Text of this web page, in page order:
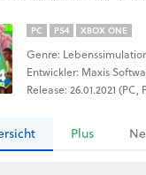
PC PS4 XBOX ONE
Genre:
Entwickler: Maxis
Release: 26.01.2021
Plus